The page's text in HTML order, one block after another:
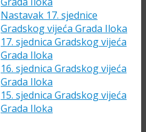
Nastavak 17. sjednice
Gradskog vijeća Grada Iloka
17. sjednica Gradskog vijeća
Grada Iloka
16. sjednica Gradskog vijeća
Grada Iloka
15. sjednica Gradskog vijeća
Grada Iloka